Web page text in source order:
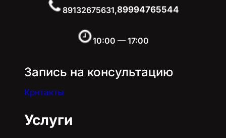
89132675631,89994765544
10:00 — 17:00
Запись на консультацию
Крнтакты
Услуги